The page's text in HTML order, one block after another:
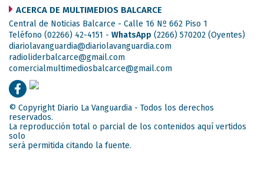
ACERCA DE MULTIMEDIOS BALCARCE
Central de Noticias Balcarce - Calle 16 Nº 662 Piso 1
Teléfono (02266) 42-4151 - WhatsApp (2266) 570202 (Oyentes)
diariolavanguardia@diariolavanguardia.com
radioliderbalcarce@gmail.com
comercialmultimediosbalcarce@gmail.com
© Copyright Diario La Vanguardia - Todos los derechos
reservados.
La reproducción total o parcial de los contenidos aquí vertidos
solo
será permitida citando la fuente.